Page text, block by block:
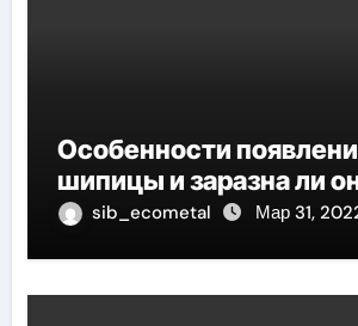
Особенности
шипицы и заразна ли
sib_ecometal Мар 31,